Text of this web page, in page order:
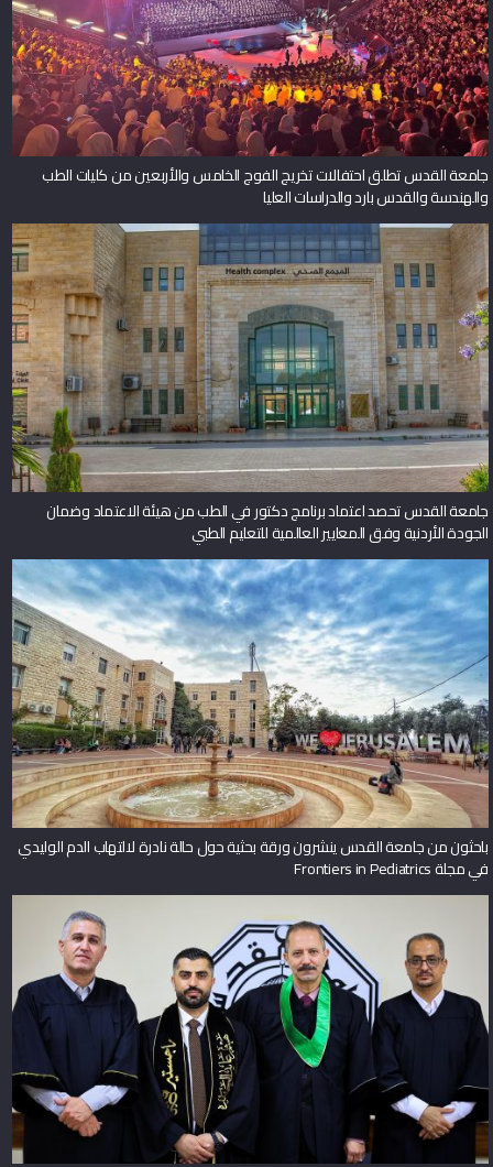
جامعة القدس تطلق احتفالات تخريج الفوج الخامس والأربعين من كليات الطب
والهندسة والقدس بارد والدراسات العليا
جامعة القدس تحصد اعتماد برنامج دكتور في الطب من هيئة الاعتماد وضمان
الجودة الأردنية وفق المعايير العالمية للتعليم الطبي
باحثون من جامعة القدس ينشرون ورقة بحثية حول حالة نادرة لالتهاب الدم الوليدي
في مجلة Frontiers in Pediatrics